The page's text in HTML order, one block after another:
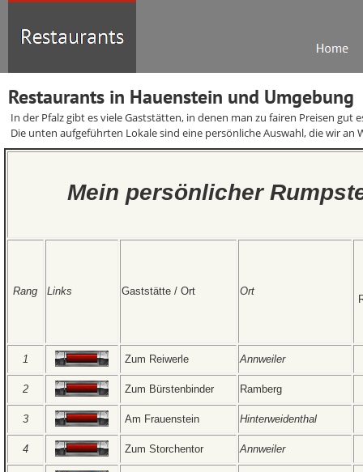
In der Pfalz gibt es viele Gaststätten, in denen man zu fairen Preisen gut
Die unten aufgeführten Lokale sind eine persönliche Auswahl, die wir an
Restaurants in Hauenstein und Umgebung
Mein persönlicher
Rang Links Gaststätte / Ort Ort
1 Zum Reiwerle Annweiler
2 Zum Bürstenbinder Ramberg
3 Am Frauenstein Hinterweidenthal
4 Zum Storchentor Annweiler